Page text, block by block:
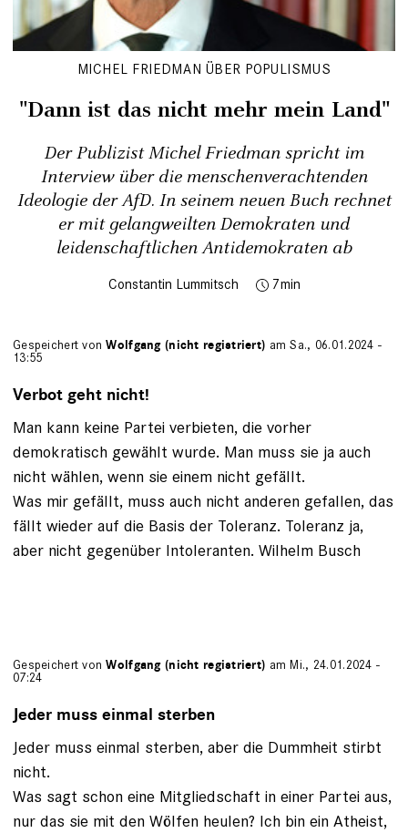
MICHEL FRIEDMAN ÜBER POPULISMUS
"Dann ist das nicht mehr mein Land"
Der Publizist Michel Friedman spricht im
Interview über die menschenverachtenden
Ideologie der AfD. In seinem neuen Buch rechnet
er mit gelangweilten Demokraten und
leidenschaftlichen Antidemokraten ab
Constantin Lummitsch 7
Gespeichert vonWolfgang (nicht registriert) am Sa., 06.01.2024 -
13:55
Verbot geht nicht!
Man kann keine Partei verbieten, die vorher
demokratisch gewählt wurde. Man muss sie ja auch
nicht wählen, wenn sie einem nicht gefällt.
Was mir gefällt, muss auch nicht anderen gefallen, das
fällt wieder auf die Basis der Toleranz. Toleranz ja,
aber nicht gegenüber Intoleranten. Wilhelm Busch
Gespeichert vonWolfgang (nicht registriert) am Mi., 24.01.2024 -
07:24
Jeder muss einmal sterben
Jeder muss einmal sterben, aber die Dummheit stirbt
nicht.
Was sagt schon eine Mitgliedschaft in einer Partei aus,
nur das sie mit den Wölfen heulen? Ich bin ein Atheist,